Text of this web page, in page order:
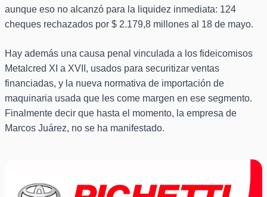
aunque eso no alcanzó para la liquidez inmediata: 124
cheques rechazados por $ 2.179,8 millones al 18 de mayo.
Hay además una causa penal vinculada a los fideicomisos
Metalcred XI a XVII, usados para securitizar ventas
financiadas, y la nueva normativa de importación de
maquinaria usada que les come margen en ese segmento.
Finalmente decir que hasta el momento, la empresa de
Marcos Juárez, no se ha manifestado.